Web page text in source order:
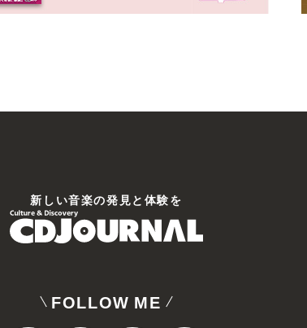
新しい⾳楽の発⾒と体験を
FOLLOW ME